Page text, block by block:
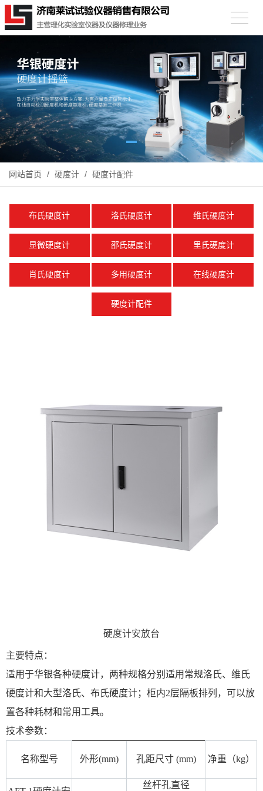
网站首页 / 硬度计 / 硬度计配件
布氏硬度计 洛氏硬度计 维氏硬度计
显微硬度计 邵氏硬度计 里氏硬度计
肖氏硬度计 多用硬度计 在线硬度计
硬度计配件
硬度计安放台
主要特点：
适用于华银各种硬度计，两种规格分别适用常规洛氏、维氏
硬度计和大型洛氏、布氏硬度计；柜内2层隔板排列，可以放
置各种耗材和常用工具。
技术参数：
名称型号 外形(mm) 孔距尺寸 (mm) 净重（kg）
丝杆孔直径